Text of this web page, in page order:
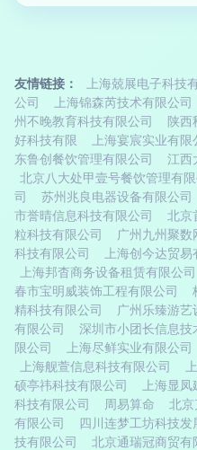
友情链接： 上海兢展电子科技
公司
上海锦森芮技术有限公司
州不晚教育科技有限公司
陕西
好科技有限
上海宴宸实业有限
东鲁创餐饮管理有限公司
江西
北京八大处甲壹号餐饮管理有限
司
苏州兆良电器设备有限公司
市誉晴信息科技有限公司
北京
粒科技有限公司
广州九州聚数
科技有限公司
上海创今达贸易
上海邦杳商务设备租赁有限公司
春市宝明威装饰工程有限公司
精科技有限公司
广州乐臻游艺
有限公司
深圳市小团长信息技
限公司
上海尽鲜实业有限公司
上海舰萱信息科技有限公司
硕亭祎科技有限公司
上海显
科技有限公司
周易算命 北京
有限公司
四川连梦工坊科技发
技有限公司
北京通瑞冠商贸有